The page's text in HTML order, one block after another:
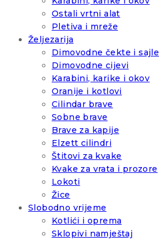
Ostali vrtni alat
Pletiva i mreže
Željezarija
Dimovodne čekte i sajle
Dimovodne cijevi
Karabini, karike i okov
Oranije i kotlovi
Cilindar brave
Sobne brave
Brave za kapije
Elzett cilindri
Štitovi za kvake
Kvake za vrata i prozore
Lokoti
Žice
Slobodno vrijeme
Kotlići i oprema
Sklopivi namještaj